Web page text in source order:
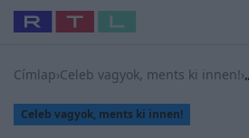
Legfrissebb RTL Híradó
Babits Marcella
Címlap›Celeb vagyok, ments ki innen!›
Celeb vagyok, ments ki innen!